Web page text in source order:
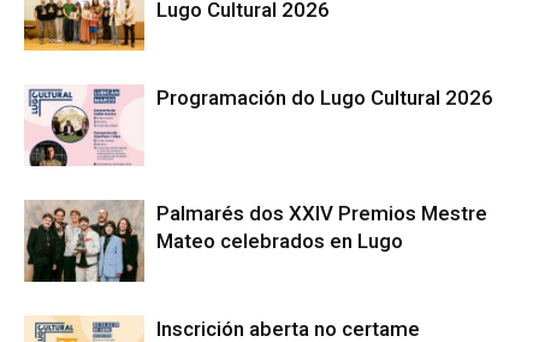
Lugo Cultural 2026
Programación do Lugo Cultural 2026
Palmarés dos XXIV Premios Mestre
Mateo celebrados en Lugo
Inscrición aberta no certame